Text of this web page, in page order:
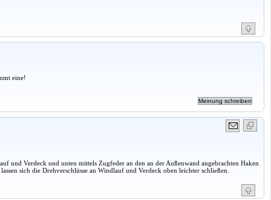
eine!
und Verdeck und unten mittels Zugfeder an den an der Außenwand angebrachten Haken
sich die Drehverschlüsse an Windlauf und Verdeck oben leichter schließen.